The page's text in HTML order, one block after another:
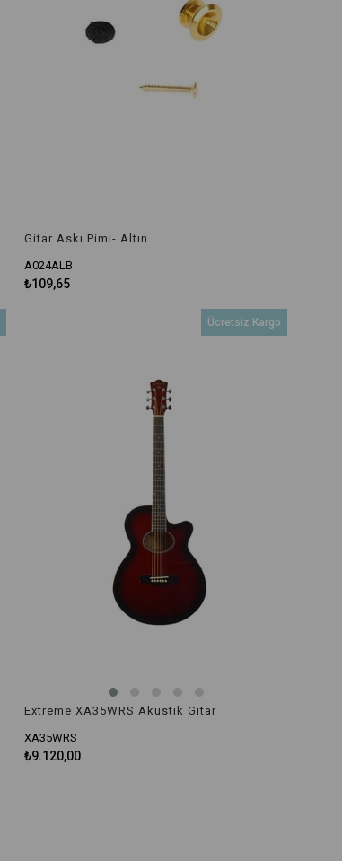
Gitar Askı Pimi- Altın
A024ALB
₺109,65
Extreme XA35WRS Akustik Gitar
XA35WRS
₺9.120,00
Ücretsiz Kargo